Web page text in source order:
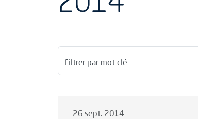
Filtrer par mot-clé
26 sept. 2014